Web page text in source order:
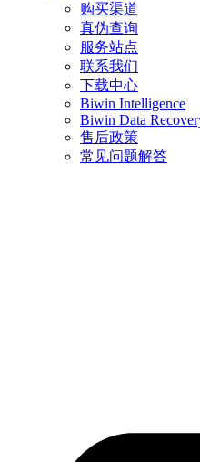
购买渠道
真伪查询
服务站点
联系我们
下载中心
Biwin Intelligence
Biwin Data
售后政策
常见问题解答